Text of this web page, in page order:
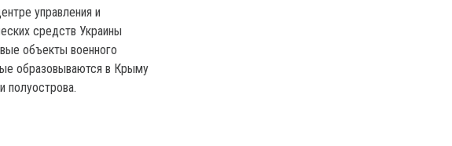
управления и
средств Украины
объекты военного
образовываются в Крыму
полуострова.